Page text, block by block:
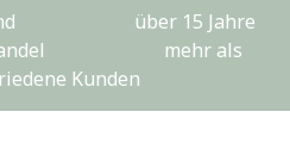
über 15 Jahre
mehr als
Kunden